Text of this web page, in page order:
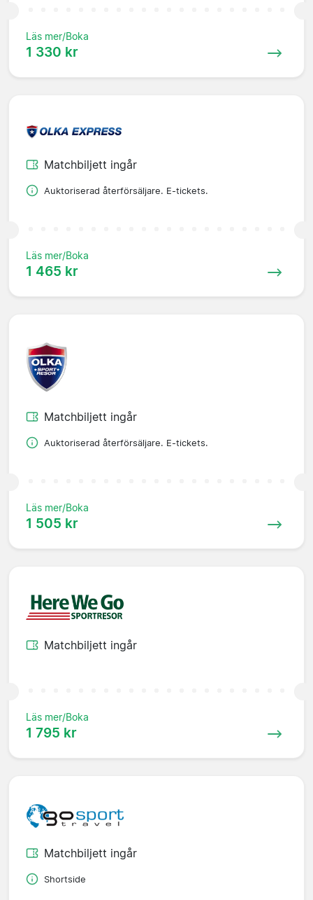
Läs mer/Boka
1 330 kr
Matchbiljett ingår
Auktoriserad återförsäljare. E-tickets.
Läs mer/Boka
1 465 kr
Matchbiljett ingår
Auktoriserad återförsäljare. E-tickets.
Läs mer/Boka
1 505 kr
Matchbiljett ingår
Läs mer/Boka
1 795 kr
Matchbiljett ingår
Shortside